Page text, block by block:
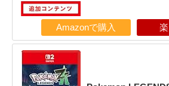
Amazonで購入